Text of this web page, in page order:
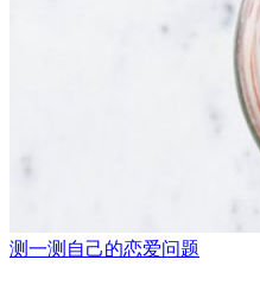
测一测自己的恋爱问题